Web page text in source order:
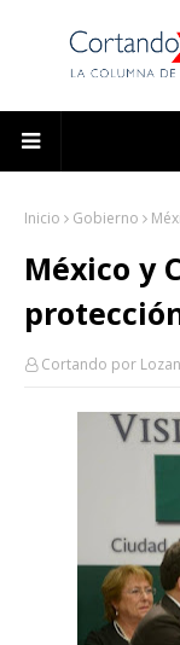
Inicio Gobierno
México y
Cortando por